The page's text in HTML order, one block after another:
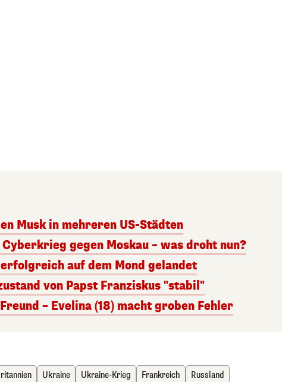
Musk in mehreren US-Städten
Cyberkrieg gegen Moskau – was droht nun?
auf dem Mond gelandet
von Papst Franziskus "stabil"
– Evelina (18) macht groben Fehler
Ukraine Ukraine-Krieg Frankreich Russland